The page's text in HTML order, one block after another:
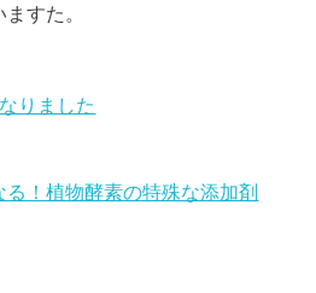
すた。
りました
！植物酵素の特殊な添加剤